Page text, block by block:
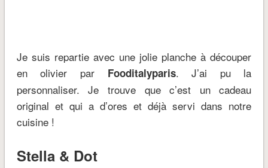
Je suis repartie avec une jolie planche à découper
en olivier par Fooditalyparis. J’ai pu la
personnaliser. Je trouve que c’est un cadeau
original et qui a d’ores et déjà servi dans notre
cuisine !
Stella & Dot